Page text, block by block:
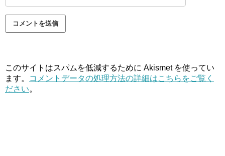
このサイトはスパムを低減するために Akismet を使ってい
ます。
コメントデータの処理方法の詳細はこちらをご覧く
ださい。